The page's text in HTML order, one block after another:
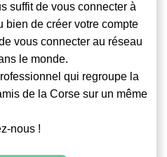
suffit de vous connecter à
bien de créer votre compte
vous connecter au réseau
le monde.
qui regroupe la
de la Corse sur un même
nous !